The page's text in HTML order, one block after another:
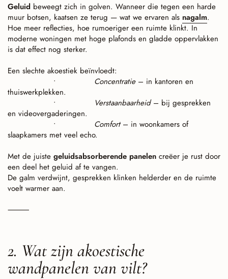
Geluid beweegt zich in golven. Wanneer die tegen een harde
muur botsen, kaatsen ze terug — wat we ervaren als nagalm.
Hoe meer reflecties, hoe rumoeriger een ruimte klinkt. In
moderne woningen met hoge plafonds en gladde oppervlakken
is dat effect nog sterker.
Een slechte akoestiek beïnvloedt:
•
Concentratie– in kantoren en
thuiswerkplekken.
•
Verstaanbaarheid– bij gesprekken
en videovergaderingen.
•
Comfort– in woonkamers of
slaapkamers met veel echo.
Met de juiste geluidsabsorberende panelen creëer je rust door
een deel het geluid af te vangen.
De galm verdwijnt, gesprekken klinken helderder en de ruimte
voelt warmer aan.
⸻
2. Wat zijn akoestische
wandpanelen van vilt?